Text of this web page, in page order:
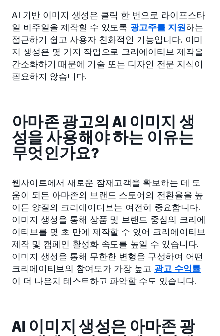
AI 기반 이미지 생성은 클릭 한 번으로 라이프스타
일 비주얼을 제작할 수 있도록 광고주를 지원하는
접근하기 쉽고 사용자 친화적인 기능입니다. 이미
지 생성은 몇 가지 작업으로 크리에이티브 제작을
간소화하기 때문에 기술 또는 디자인 전문 지식이
필요하지 않습니다.
아마존 광고의 AI 이미지 생
성을 사용해야 하는 이유는
무엇인가요?
웹사이트에서 새로운 잠재고객을 확보하는 데 도
움이 되든 아마존의 브랜드 스토어의 전환율을 높
이든 양질의 크리에이티브는 여전히 중요합니다.
이미지 생성을 통해 상품 및 브랜드 중심의 크리에
이티브를 몇 초 만에 제작할 수 있어 크리에이티브
제작 및 캠페인 활성화 속도를 높일 수 있습니다.
이미지 생성을 통해 무한한 변형을 구성하여 어떤
크리에이티브의 참여도가 가장 높고 광고 수익률
이 더 나은지 테스트하고 파악할 수도 있습니다.
AI 이미지 생성은 아마존 광